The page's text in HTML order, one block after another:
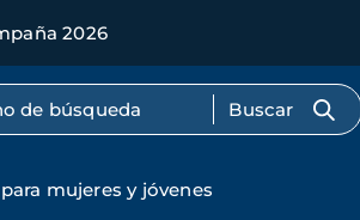
2026
completo
mujeres y jóvenes